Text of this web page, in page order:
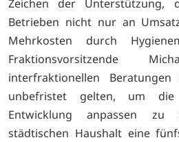
Zeichen der Unterstützung,
Betrieben nicht nur an
Mehrkosten durch
Fraktionsvorsitzende
interfraktionellen
unbefristet gelten, um
Entwicklung anpassen
städtischen Haushalt eine